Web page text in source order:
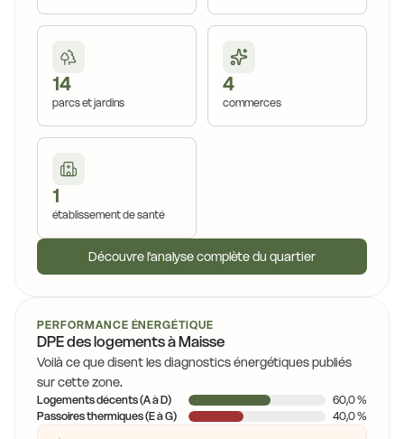
14
parcs et jardins
4
commerces
1
établissement de santé
Découvre l'analyse complète du quartier
PERFORMANCE ÉNERGÉTIQUE
DPE des logements à Maisse
Voilà ce que disent les diagnostics énergétiques publiés
sur cette zone.
Logements décents (A à D)
60,0 %
Passoires thermiques (E à G)
40,0 %